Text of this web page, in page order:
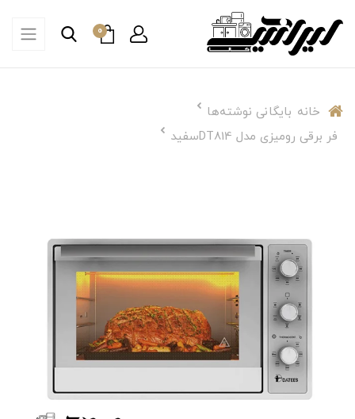
0
خانه بایگانی نوشته‌ها
فر برقی رومیزی مدل DT814سفید